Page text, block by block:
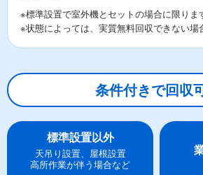
※標準設置で室外機とセットの場合に限りま
※状態によっては、実質無料回収できない場
条件付きで回収
標準設置以外
天吊り設置、屋根設置
高所作業が伴う場合など